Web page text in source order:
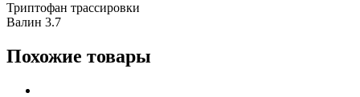
Триптофан трассировки
Валин 3.7
Похожие товары